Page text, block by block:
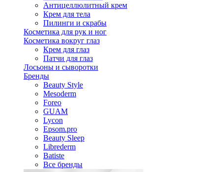
Антицеллюлитный крем
Крем для тела
Пилинги и скрабы
Косметика для рук и ног
Косметика вокруг глаз
Крем для глаз
Патчи для глаз
Лосьоны и сыворотки
Бренды
Beauty Style
Mesoderm
Foreo
GUAM
Lycon
Epsom.pro
Beauty Sleep
Librederm
Batiste
Все бренды